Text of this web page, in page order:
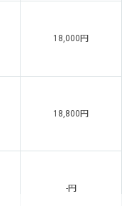
18,000円
18,800円
-円